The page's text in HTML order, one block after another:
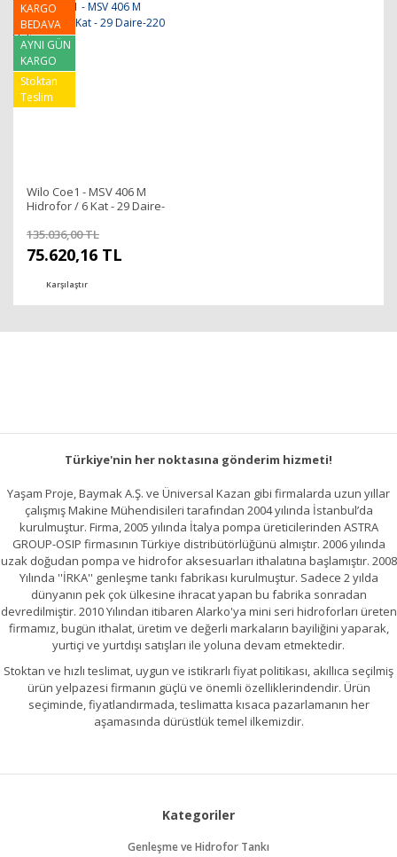
KARGO
BEDAVA
AYNI GÜN
KARGO
Stoktan
Teslim
Wilo Coe1 - MSV 406 M
Hidrofor / 6 Kat - 29 Daire-
135.036,00 TL
75.620,16 TL
Karşılaştır
Türkiye'nin her noktasına gönderim hizmeti!
Yaşam Proje, Baymak A.Ş. ve Üniversal Kazan gibi firmalarda uzun yıllar
çalışmış Makine Mühendisileri tarafından 2004 yılında İstanbul’da
kurulmuştur. Firma, 2005 yılında İtalya pompa üreticilerinden ASTRA
GROUP-OSIP firmasının Türkiye distribütörlüğünü almıştır. 2006 yılında
uzak doğudan pompa ve hidrofor aksesuarları ithalatına başlamıştır. 2008
Yılında ''İRKA'' genleşme tankı fabrikası kurulmuştur. Sadece 2 yılda
dünyanın pek çok ülkesine ihracat yapan bu fabrika sonradan
devredilmiştir. 2010 Yılından itibaren Alarko'ya mini seri hidroforları üreten
firmamız, bugün ithalat, üretim ve değerli markaların bayiliğini yaparak,
yurtiçi ve yurtdışı satışları ile yoluna devam etmektedir.
Stoktan ve hızlı teslimat, uygun ve istikrarlı fiyat politikası, akıllıca seçilmiş
ürün yelpazesi firmanın güçlü ve önemli özelliklerindendir. Ürün
seçiminde, fiyatlandırmada, teslimatta kısaca pazarlamanın her
aşamasında dürüstlük temel ilkemizdir.
Kategoriler
Genleşme ve Hidrofor Tankı